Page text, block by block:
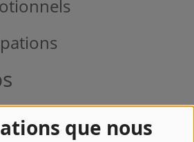
que nous
clips vidéos d'Ariana Grande en tant que
clips vidéos en tant qu'actrice voir sa